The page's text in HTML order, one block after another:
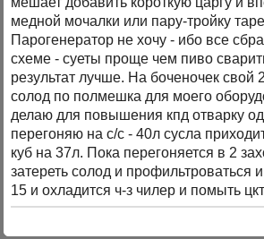
медной мочалки или пару-тройку
Парогенератор не хочу - ибо все
схеме - суеты проще чем пиво
результат лучше. На боченочек свой
солод по полмешка для моего
делаю для повышения кпд отварку
перегоняю на с/с - 40л сусла
куб на 37л. Пока перегоняется в 2
затереть солод и профильтроваться
15 и охладится ч-з чилер и помыть